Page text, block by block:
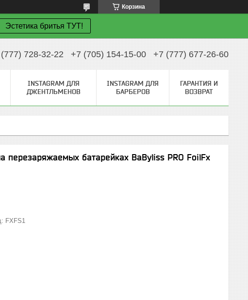
Корзина
Эстетика бритья ТУТ!
728-32-22 +7 (705) 154-15-00 +7 (777) 677-26-60
INSTAGRAM ДЛЯ
ДЖЕНТЛЬМЕНОВ
INSTAGRAM ДЛЯ
БАРБЕРОВ
ГАРАНТИЯ И
ВОЗВРАТ
перезаряжаемых батарейках BaByliss PRO FoilFx
FXFS1